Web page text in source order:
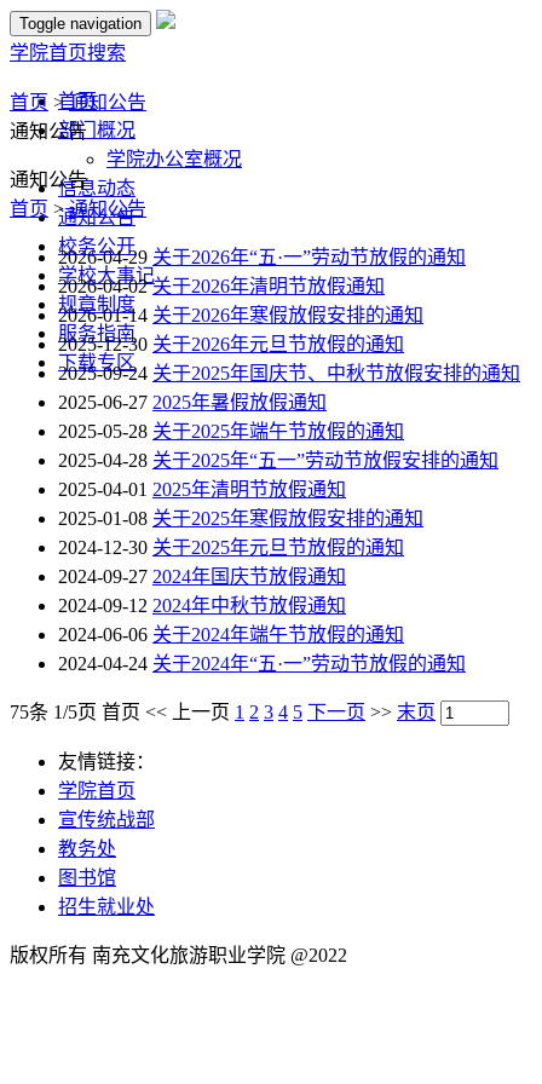
Toggle navigation
学院首页搜索
首页
部门概况
学院办公室概况
信息动态
通知公告
校务公开
学校大事记
规章制度
服务指南
下载专区
首页 >通知公告
通知公告
通知公告
首页 >通知公告
2026-04-29 关于2026年“五·一”劳动节放假的通知
2026-04-02 关于2026年清明节放假通知
2026-01-14 关于2026年寒假放假安排的通知
2025-12-30 关于2026年元旦节放假的通知
2025-09-24 关于2025年国庆节、中秋节放假安排的通知
2025-06-27 2025年暑假放假通知
2025-05-28 关于2025年端午节放假的通知
2025-04-28 关于2025年“五一”劳动节放假安排的通知
2025-04-01 2025年清明节放假通知
2025-01-08 关于2025年寒假放假安排的通知
2024-12-30 关于2025年元旦节放假的通知
2024-09-27 2024年国庆节放假通知
2024-09-12 2024年中秋节放假通知
2024-06-06 关于2024年端午节放假的通知
2024-04-24 关于2024年“五·一”劳动节放假的通知
75条 1/5页 首页 << 上一页 1 2 3 4 5 下一页 >> 末页
友情链接：
学院首页
宣传统战部
教务处
图书馆
招生就业处
版权所有 南充文化旅游职业学院 @2022